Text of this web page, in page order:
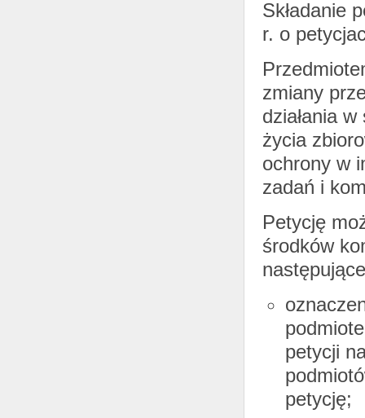
Składanie
r. o
zmiany
działania
życia
ochrony w
zadań i
Petycję
środków
petycji
petycję;